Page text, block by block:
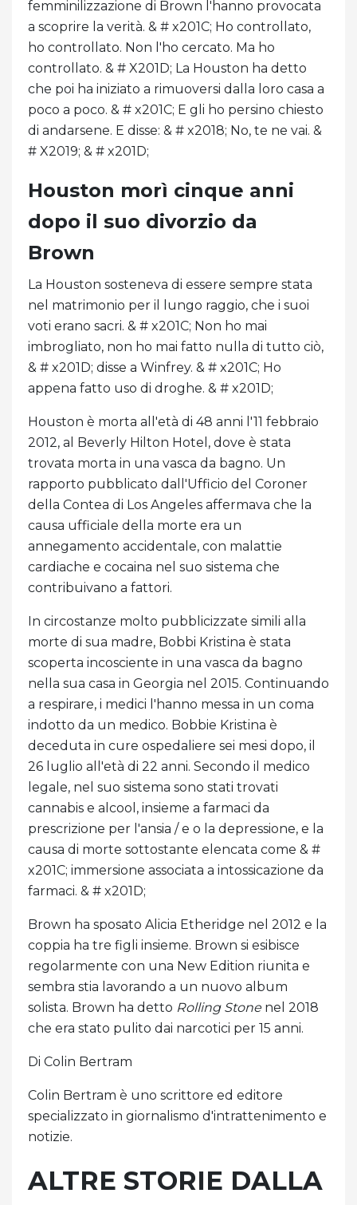
femminilizzazione di Brown l'hanno provocata
a scoprire la verità. & # x201C; Ho controllato,
ho controllato. Non l'ho cercato. Ma ho
controllato. & # X201D; La Houston ha detto
che poi ha iniziato a rimuoversi dalla loro casa a
poco a poco. & # x201C; E gli ho persino chiesto
di andarsene. E disse: & # x2018; No, te ne vai. &
# X2019; & # x201D;
Houston morì cinque anni
dopo il suo divorzio da
Brown
La Houston sosteneva di essere sempre stata
nel matrimonio per il lungo raggio, che i suoi
voti erano sacri. & # x201C; Non ho mai
imbrogliato, non ho mai fatto nulla di tutto ciò,
& # x201D; disse a Winfrey. & # x201C; Ho
appena fatto uso di droghe. & # x201D;
Houston è morta all'età di 48 anni l'11 febbraio
2012, al Beverly Hilton Hotel, dove è stata
trovata morta in una vasca da bagno. Un
rapporto pubblicato dall'Ufficio del Coroner
della Contea di Los Angeles affermava che la
causa ufficiale della morte era un
annegamento accidentale, con malattie
cardiache e cocaina nel suo sistema che
contribuivano a fattori.
In circostanze molto pubblicizzate simili alla
morte di sua madre, Bobbi Kristina è stata
scoperta incosciente in una vasca da bagno
nella sua casa in Georgia nel 2015. Continuando
a respirare, i medici l'hanno messa in un coma
indotto da un medico. Bobbie Kristina è
deceduta in cure ospedaliere sei mesi dopo, il
26 luglio all'età di 22 anni. Secondo il medico
legale, nel suo sistema sono stati trovati
cannabis e alcool, insieme a farmaci da
prescrizione per l'ansia / e o la depressione, e la
causa di morte sottostante elencata come & #
x201C; immersione associata a intossicazione da
farmaci. & # x201D;
Brown ha sposato Alicia Etheridge nel 2012 e la
coppia ha tre figli insieme. Brown si esibisce
regolarmente con una New Edition riunita e
sembra stia lavorando a un nuovo album
solista. Brown ha detto Rolling Stonenel 2018
che era stato pulito dai narcotici per 15 anni.
Di Colin Bertram
Colin Bertram è uno scrittore ed editore
specializzato in giornalismo d'intrattenimento e
notizie.
ALTRE STORIE DALLA